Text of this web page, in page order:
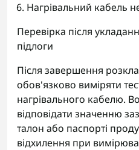
Нагрівальний кабель
Перевірка після
підлоги
Після завершення
обов'язково виміряти
нагрівального кабелю.
відповідати значенню
талон або паспорті
відхилення при